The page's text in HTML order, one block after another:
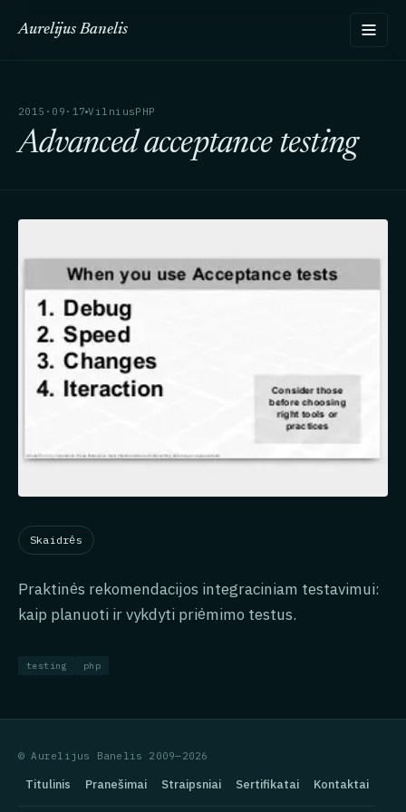
Aurelijus Banelis
2015·09·17 VilniusPHP
Advanced acceptance testing
Skaidrės
Praktinės rekomendacijos integraciniam testavimui:
kaip planuoti ir vykdyti priėmimo testus.
testing php
© Aurelijus Banelis 2009—2026
Titulinis Pranešimai Straipsniai Sertifikatai Kontaktai